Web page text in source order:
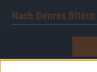
Nach Genres filtern